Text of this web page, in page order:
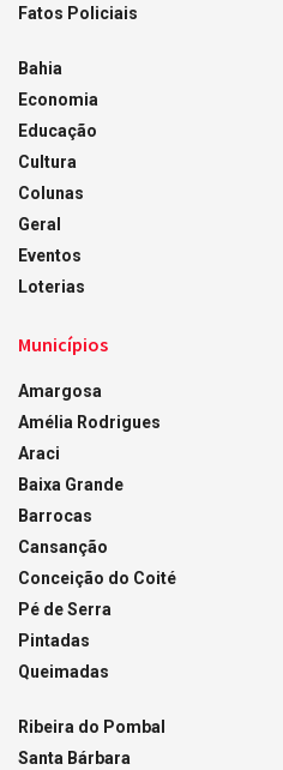
Fatos Policiais
Bahia
Economia
Educação
Cultura
Colunas
Geral
Eventos
Loterias
Municípios
Amargosa
Amélia Rodrigues
Araci
Baixa Grande
Barrocas
Cansanção
Conceição do Coité
Pé de Serra
Pintadas
Queimadas
Ribeira do Pombal
Santa Bárbara